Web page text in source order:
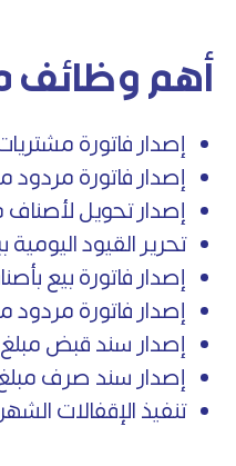
أهم
إصدار فاتورة
إصدار فاتورة مردود
إصدار تحويل
تحرير القيود اليومية
إصدار فاتورة بيع
إصدار فاتورة مردود
إصدار سند قبض مبلغ
إصدار سند صرف مبلغ
تنفيذ الإقفالات